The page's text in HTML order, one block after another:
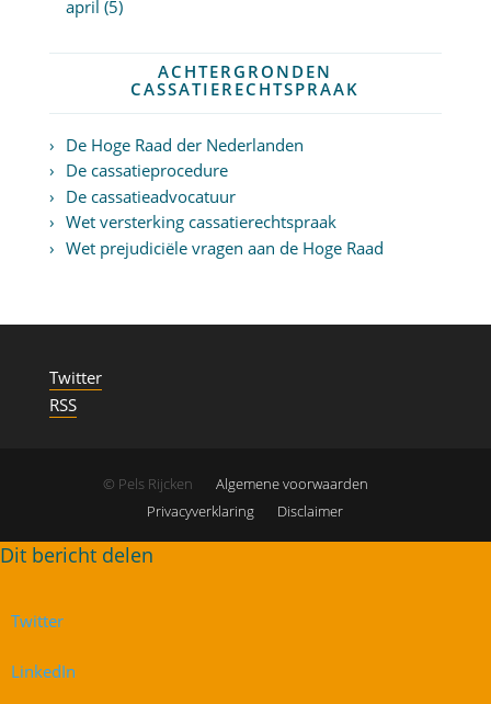
april (5)
ACHTERGRONDEN
CASSATIERECHTSPRAAK
De Hoge Raad der Nederlanden
De cassatieprocedure
De cassatieadvocatuur
Wet versterking cassatierechtspraak
Wet prejudiciële vragen aan de Hoge Raad
Twitter
RSS
© Pels Rijcken
Algemene voorwaarden
Privacyverklaring
Disclaimer
Twitter
LinkedIn